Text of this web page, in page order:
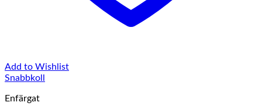
Add to Wishlist
Snabbkoll
Enfärgat